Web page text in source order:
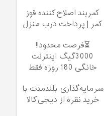
کمربند اصلاح‌کننده قوز
کمر | پرداخت درب منزل
⏳فرصت محدود!!
3000گیگ اینترنت
خانگی 180 روزه فقط
سرمایه‌گذاری بلندمدت با
خرید نقره از دیجی‌کالا